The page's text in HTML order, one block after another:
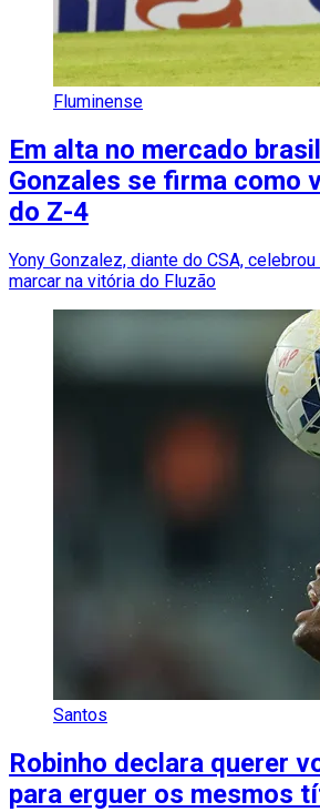
Fluminense
Em alta no mercado
Gonzales se firma como
do Z-4
Yony Gonzalez, diante do CSA,
marcar na vitória do Fluzão
Santos
Robinho declara querer
para erguer os mesmos